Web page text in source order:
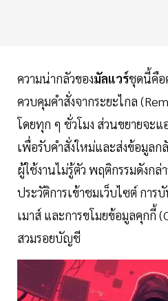
ความน่ากลัวของมัลแวร์ชุดนี้คือ
ควบคุมคำสั่งจากระยะไกล
โดยทุก ๆ ชั่วโมง ส่วนขยายจะ
เพื่อรับคำสั่งใหม่และส่งข้อมูล
ผู้ใช้งานไม่รู้ตัว พฤติกรรมดังกล่
ประวัติการเข้าชมเว็บไซต์ กา
เมาส์ และการขโมยข้อมูลคุกกี้
สวมรอยบัญชี